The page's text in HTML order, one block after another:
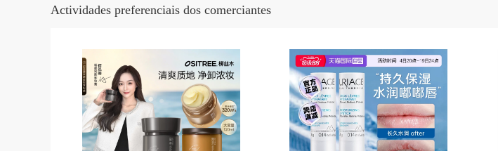
Actividades preferenciais dos comerciantes